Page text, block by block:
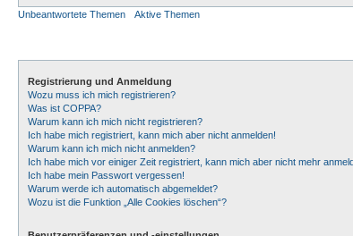
Unbeantwortete Themen
Aktive Themen
Registrierung und Anmeldung
Wozu muss ich mich registrieren?
Was ist COPPA?
Warum kann ich mich nicht registrieren?
Ich habe mich registriert, kann mich aber nicht anmelden!
Warum kann ich mich nicht anmelden?
Ich habe mich vor einiger Zeit registriert, kann mich aber nicht mehr
Ich habe mein Passwort vergessen!
Warum werde ich automatisch abgemeldet?
Wozu ist die Funktion „Alle Cookies löschen“?